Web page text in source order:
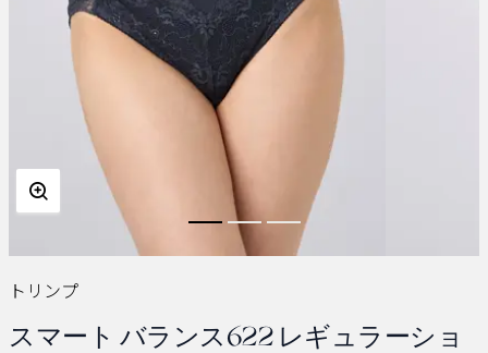
トリンプ
スマート バランス622 レギュラーショ